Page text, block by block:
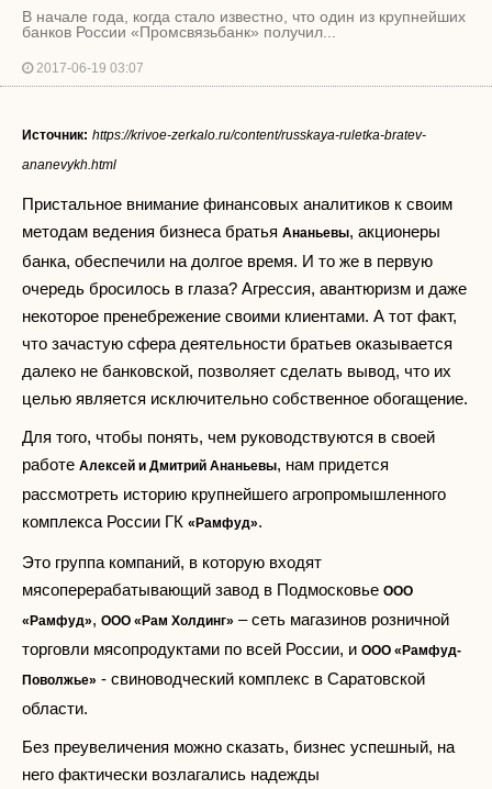
В начале года, когда стало известно, что один из крупнейших
банков России «Промсвязьбанк» получил...
2017-06-19 03:07
Источник: https://krivoe-zerkalo.ru/content/russkaya-ruletka-bratev-
ananevykh.html
Пристальное внимание финансовых аналитиков к своим
методам ведения бизнеса братья Ананьевы, акционеры
банка, обеспечили на долгое время. И то же в первую
очередь бросилось в глаза? Агрессия, авантюризм и даже
некоторое пренебрежение своими клиентами. А тот факт,
что зачастую сфера деятельности братьев оказывается
далеко не банковской, позволяет сделать вывод, что их
целью является исключительно собственное обогащение.
Для того, чтобы понять, чем руководствуются в своей
работе Алексей и Дмитрий Ананьевы, нам придется
рассмотреть историю крупнейшего агропромышленного
комплекса России ГК «Рамфуд».
Это группа компаний, в которую входят
мясоперерабатывающий завод в Подмосковье ООО
«Рамфуд», ООО «Рам Холдинг» – сеть магазинов розничной
торговли мясопродуктами по всей России, и ООО «Рамфуд-
Поволжье» - свиноводческий комплекс в Саратовской
области.
Без преувеличения можно сказать, бизнес успешный, на
него фактически возлагались надежды